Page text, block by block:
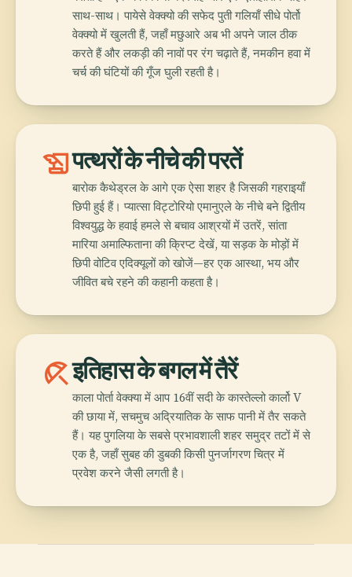
साथ-साथ। पायेसे वेक्क्यो की सफेद पुती गलियाँ सीधे पोर्तो
वेक्क्यो में खुलती हैं, जहाँ मछुआरे अब भी अपने जाल ठीक
करते हैं और लकड़ी की नावों पर रंग चढ़ाते हैं, नमकीन हवा में
चर्च की घंटियों की गूँज घुली रहती है।
history_eduपत्थरों के नीचे की परतें
बारोक कैथेड्रल के आगे एक ऐसा शहर है जिसकी गहराइयाँ
छिपी हुई हैं। प्यात्सा विट्टोरियो एमानुएले के नीचे बने द्वितीय
विश्वयुद्ध के हवाई हमले से बचाव आश्रयों में उतरें, सांता
मारिया अमाल्फिताना की क्रिप्ट देखें, या सड़क के मोड़ों में
छिपी वोटिव एदिक्यूलों को खोजें—हर एक आस्था, भय और
जीवित बचे रहने की कहानी कहता है।
beach_accessइतिहास के बगल में तैरें
काला पोर्ता वेक्क्या में आप 16वीं सदी के कास्तेल्लो कार्लो V
की छाया में, सचमुच अद्रियातिक के साफ पानी में तैर सकते
हैं। यह पुगलिया के सबसे प्रभावशाली शहर समुद्र तटों में से
एक है, जहाँ सुबह की डुबकी किसी पुनर्जागरण चित्र में
प्रवेश करने जैसी लगती है।